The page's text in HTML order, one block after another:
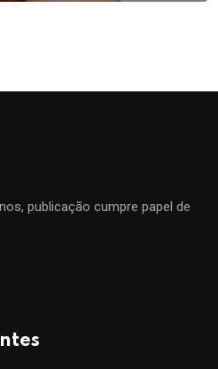
publicação cumpre papel de